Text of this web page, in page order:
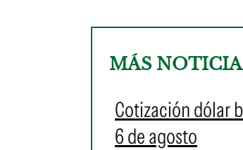
MÁS
Cotización dólar
6 de agosto